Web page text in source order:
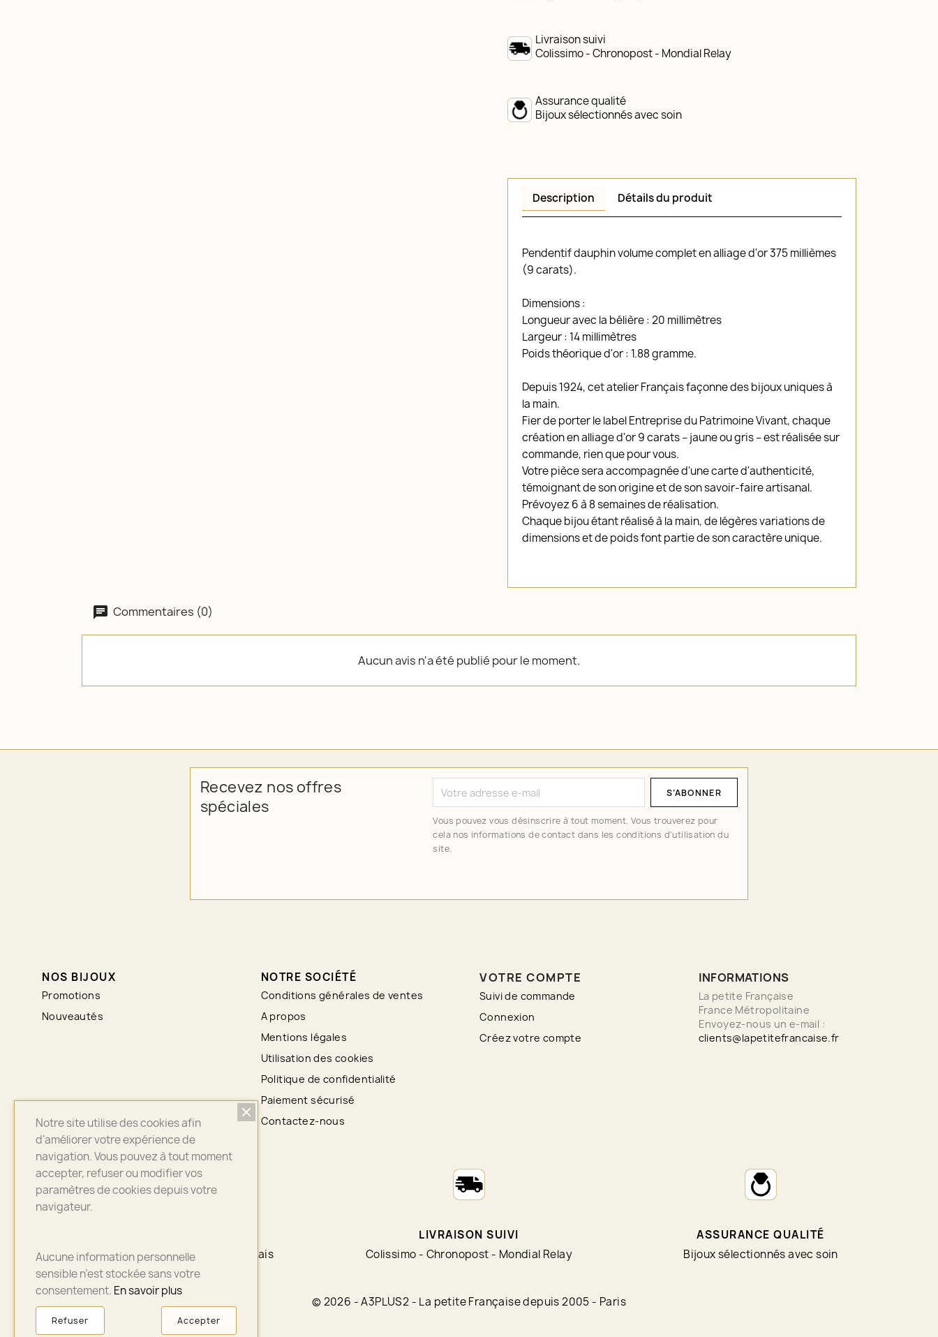
Livraison suivi
Colissimo - Chronopost - Mondial Relay
Assurance qualité
Bijoux sélectionnés avec soin
Description Détails du produit
Pendentif dauphin volume complet en alliage d'or 375 millièmes
(9 carats).
Dimensions :
Longueur avec la bélière : 20 millimètres
Largeur : 14 millimètres
Poids théorique d'or : 1.88 gramme.
Depuis 1924, cet atelier Français façonne des bijoux uniques à
la main.
Fier de porter le label Entreprise du Patrimoine Vivant, chaque
création en alliage d'or 9 carats – jaune ou gris – est réalisée sur
commande, rien que pour vous.
Votre pièce sera accompagnée d'une carte d'authenticité,
témoignant de son origine et de son savoir-faire artisanal.
Prévoyez 6 à 8 semaines de réalisation.
Chaque bijou étant réalisé à la main, de légères variations de
dimensions et de poids font partie de son caractère unique.
Commentaires (0)
Aucun avis n'a été publié pour le moment.
Recevez nos offres
spéciales
Vous pouvez vous désinscrire à tout moment. Vous trouverez pour
cela nos informations de contact dans les conditions d'utilisation du
site.
NOS BIJOUX
Promotions
Nouveautés
NOTRE SOCIÉTÉ
Conditions générales de ventes
A propos
Mentions légales
Utilisation des cookies
Politique de confidentialité
Paiement sécurisé
Contactez-nous
VOTRE COMPTE
Suivi de commande
Connexion
Créez votre compte
INFORMATIONS
La petite Française
France Métropolitaine
Envoyez-nous un e-mail :
clients@lapetitefrancaise.fr
PayPal - CB - Payplug - 4 X sans frais
LIVRAISON SUIVI
Colissimo - Chronopost - Mondial Relay
ASSURANCE QUALITÉ
Bijoux sélectionnés avec soin
© 2026 - A3PLUS2 - La petite Française depuis 2005 - Paris
Notre site utilise des cookies afin
d’améliorer votre expérience de
navigation. Vous pouvez à tout moment
accepter, refuser ou modifier vos
paramètres de cookies depuis votre
navigateur.
Aucune information personnelle
sensible n’est stockée sans votre
consentement. En savoir plus
Accepter
Refuser